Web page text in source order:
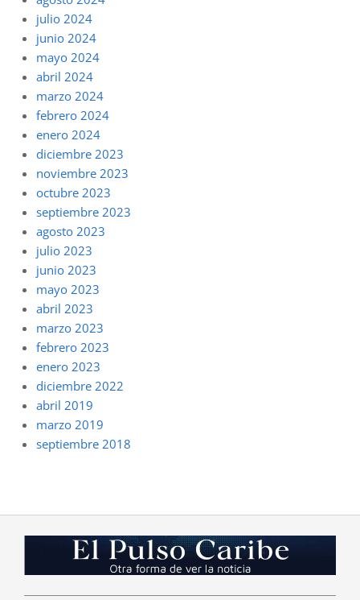
julio 2024
junio 2024
mayo 2024
abril 2024
marzo 2024
febrero 2024
enero 2024
diciembre 2023
noviembre 2023
octubre 2023
septiembre 2023
agosto 2023
julio 2023
junio 2023
mayo 2023
abril 2023
marzo 2023
febrero 2023
enero 2023
diciembre 2022
abril 2019
marzo 2019
septiembre 2018